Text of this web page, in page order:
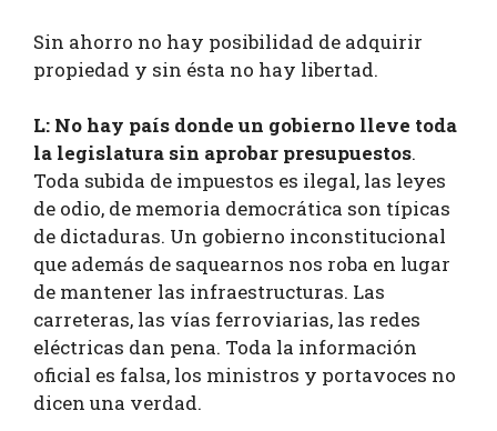
Sin ahorro no hay posibilidad de adquirir
propiedad y sin ésta no hay libertad.
L: No hay país donde un gobierno lleve toda
la legislatura sin aprobar presupuestos.
Toda subida de impuestos es ilegal, las leyes
de odio, de memoria democrática son típicas
de dictaduras. Un gobierno inconstitucional
que además de saquearnos nos roba en lugar
de mantener las infraestructuras. Las
carreteras, las vías ferroviarias, las redes
eléctricas dan pena. Toda la información
oficial es falsa, los ministros y portavoces no
dicen una verdad.